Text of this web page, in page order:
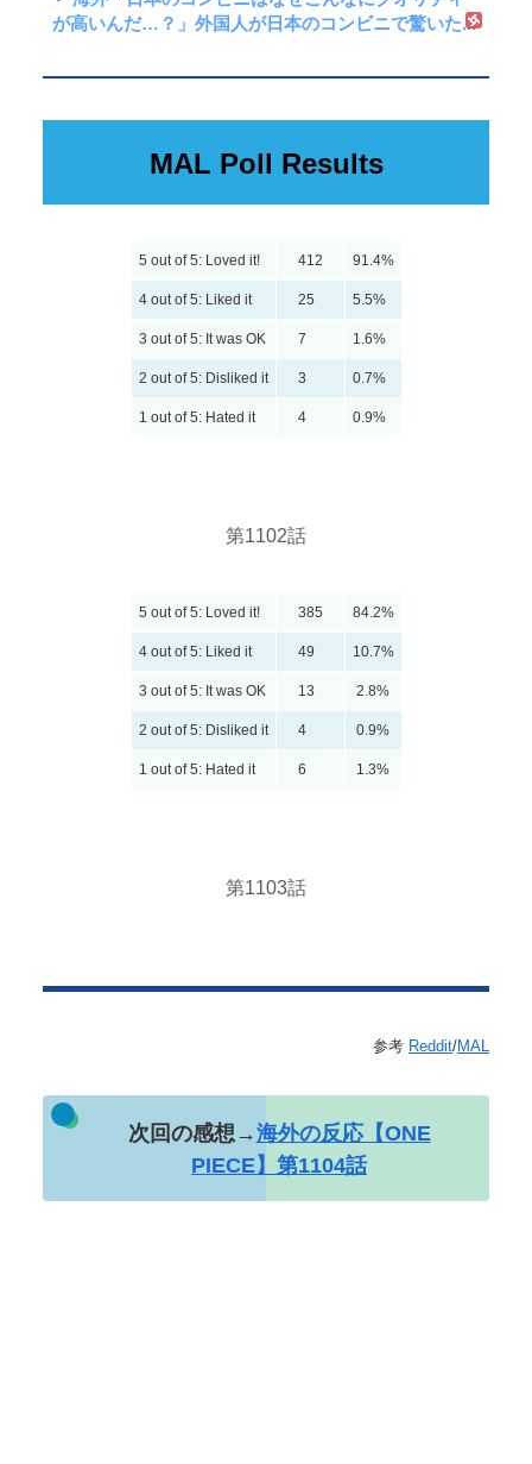
が高いんだ…？」外国人が日本のコンビニで驚いた...
MAL Poll Results
5 out of 5: Loved it! 412 91.4%
4 out of 5: Liked it 25 5.5%
3 out of 5: It was OK 7 1.6%
2 out of 5: Disliked it 3 0.7%
1 out of 5: Hated it 4 0.9%
第1102話
5 out of 5: Loved it! 385 84.2%
4 out of 5: Liked it 49 10.7%
3 out of 5: It was OK 13 2.8%
2 out of 5: Disliked it 4 0.9%
1 out of 5: Hated it 6 1.3%
第1103話
参考 Reddit/MAL
次回の感想→海外の反応【ONE
PIECE】第1104話